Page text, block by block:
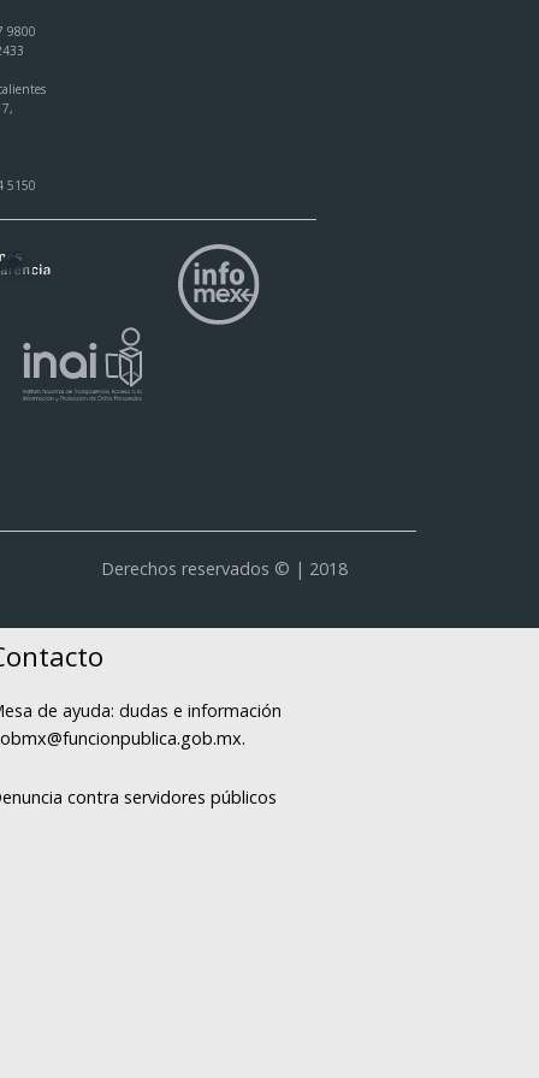
9800
5150
Derechos reservados © | 2018
de ayuda: dudas e información
.
contra servidores públicos